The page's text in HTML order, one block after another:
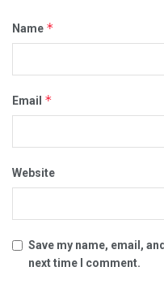
Name *
Email *
Website
Save my name, email,
next time I comment.